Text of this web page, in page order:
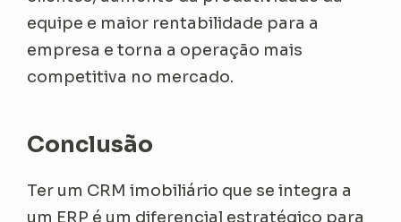
equipe e maior rentabilidade para a
empresa e torna a operação mais
competitiva no mercado.
Conclusão
Ter um CRM imobiliário que se integra a
um ERP é um diferencial estratégico para